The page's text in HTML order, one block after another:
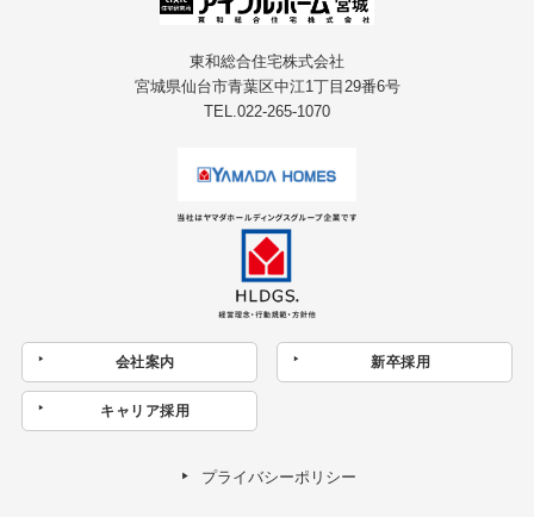
東和総合住宅株式会社
宮城県仙台市青葉区中江1丁目29番6号
TEL.022-265-1070
会社案内 新卒採用
キャリア採用
プライバシーポリシー